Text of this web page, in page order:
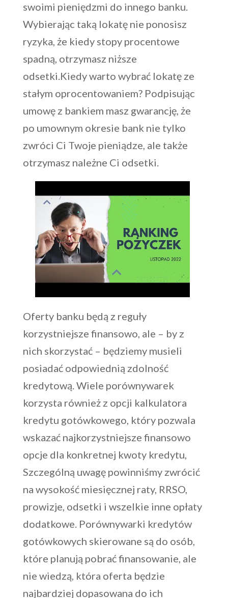
swoimi pieniędzmi do innego banku.
Wybierając taką lokatę nie ponosisz
ryzyka, że kiedy stopy procentowe
spadną, otrzymasz niższe
odsetki.Kiedy warto wybrać lokatę ze
stałym oprocentowaniem? Podpisując
umowę z bankiem masz gwarancję, że
po umownym okresie bank nie tylko
zwróci Ci Twoje pieniądze, ale także
otrzymasz należne Ci odsetki.
Oferty banku będą z reguły
korzystniejsze finansowo, ale – by z
nich skorzystać – będziemy musieli
posiadać odpowiednią zdolność
kredytową. Wiele porównywarek
korzysta również z opcji kalkulatora
kredytu gotówkowego, który pozwala
wskazać najkorzystniejsze finansowo
opcje dla konkretnej kwoty kredytu,
Szczególną uwagę powinniśmy zwrócić
na wysokość miesięcznej raty, RRSO,
prowizje, odsetki i wszelkie inne opłaty
dodatkowe. Porównywarki kredytów
gotówkowych skierowane są do osób,
które planują pobrać finansowanie, ale
nie wiedzą, która oferta będzie
najbardziej dopasowana do ich